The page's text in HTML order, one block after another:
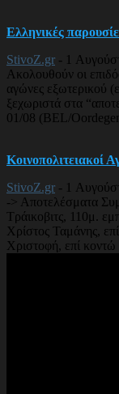
Ελληνικές
StivoZ.gr - 1
Ακολουθούν οι
αγώνες εξωτερικού
ξεχωριστά στα
01/08 (BEL/
Κοινοπολιτειακοί
StivoZ.gr - 1
-> Αποτελέσματα
Τράικοβιτς, 110μ.
Χρίστος Ταμάνης,
Χριστοφή, επί κοντώ